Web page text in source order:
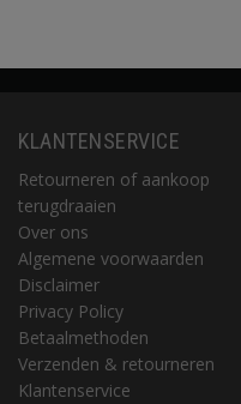
KLANTENSERVICE
Retourneren of aankoop
terugdraaien
Over ons
Algemene voorwaarden
Disclaimer
Privacy Policy
Betaalmethoden
Verzenden & retourneren
Klantenservice